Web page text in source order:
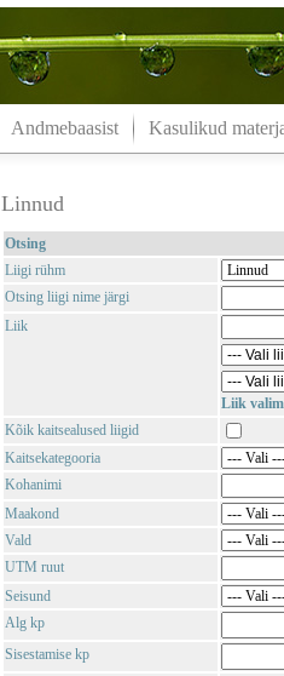
Andmebaasist Kasulikud
Linnud
Otsing
Liigi rühm
Otsing liigi nime järgi
Liik
Liik
Kõik kaitsealused liigid
Kaitsekategooria
Kohanimi
Maakond
Vald
UTM ruut
Seisund
Alg kp
Sisestamise kp